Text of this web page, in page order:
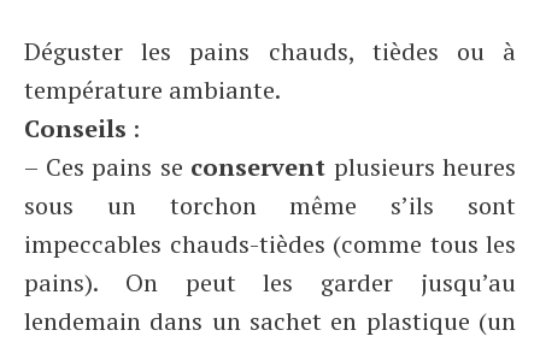
Déguster les pains chauds, tièdes ou à
température ambiante.
Conseils :
– Ces pains se conservent plusieurs heures
sous un torchon même s’ils sont
impeccables chauds-tièdes (comme tous les
pains). On peut les garder jusqu’au
lendemain dans un sachet en plastique (un